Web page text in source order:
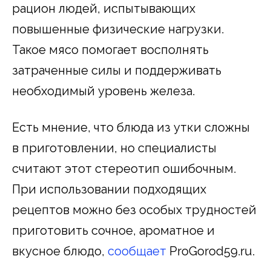
рацион людей, испытывающих
повышенные физические нагрузки.
Такое мясо помогает восполнять
затраченные силы и поддерживать
необходимый уровень железа.
Есть мнение, что блюда из утки сложны
в приготовлении, но специалисты
считают этот стереотип ошибочным.
При использовании подходящих
рецептов можно без особых трудностей
приготовить сочное, ароматное и
вкусное блюдо, сообщает ProGorod59.ru.